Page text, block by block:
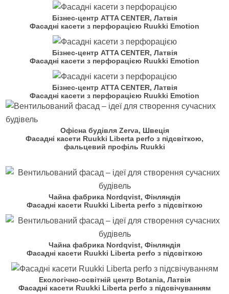
Бізнес-центр ATTA CENTER, Латвія
Фасадні касети з перфорацією Ruukki Emotion
Бізнес-центр ATTA CENTER, Латвія
Фасадні касети з перфорацією Ruukki Emotion
Бізнес-центр ATTA CENTER, Латвія
Фасадні касети з перфорацією Ruukki Emotion
Офісна будівля Zerva, Швеція
Фасадні касети Ruukki Liberta perfo з підсвіткою,
фальцевий профіль Ruukki
Чайна фабрика Nordqvist, Фінляндія
Фасадні касети Ruukki Liberta perfo з підсвіткою
Чайна фабрика Nordqvist, Фінляндія
Фасадні касети Ruukki Liberta perfo з підсвіткою
Екологічно-освітній центр Botania, Латвія
Фасадні касети Ruukki Liberta perfo з підсвічуванням